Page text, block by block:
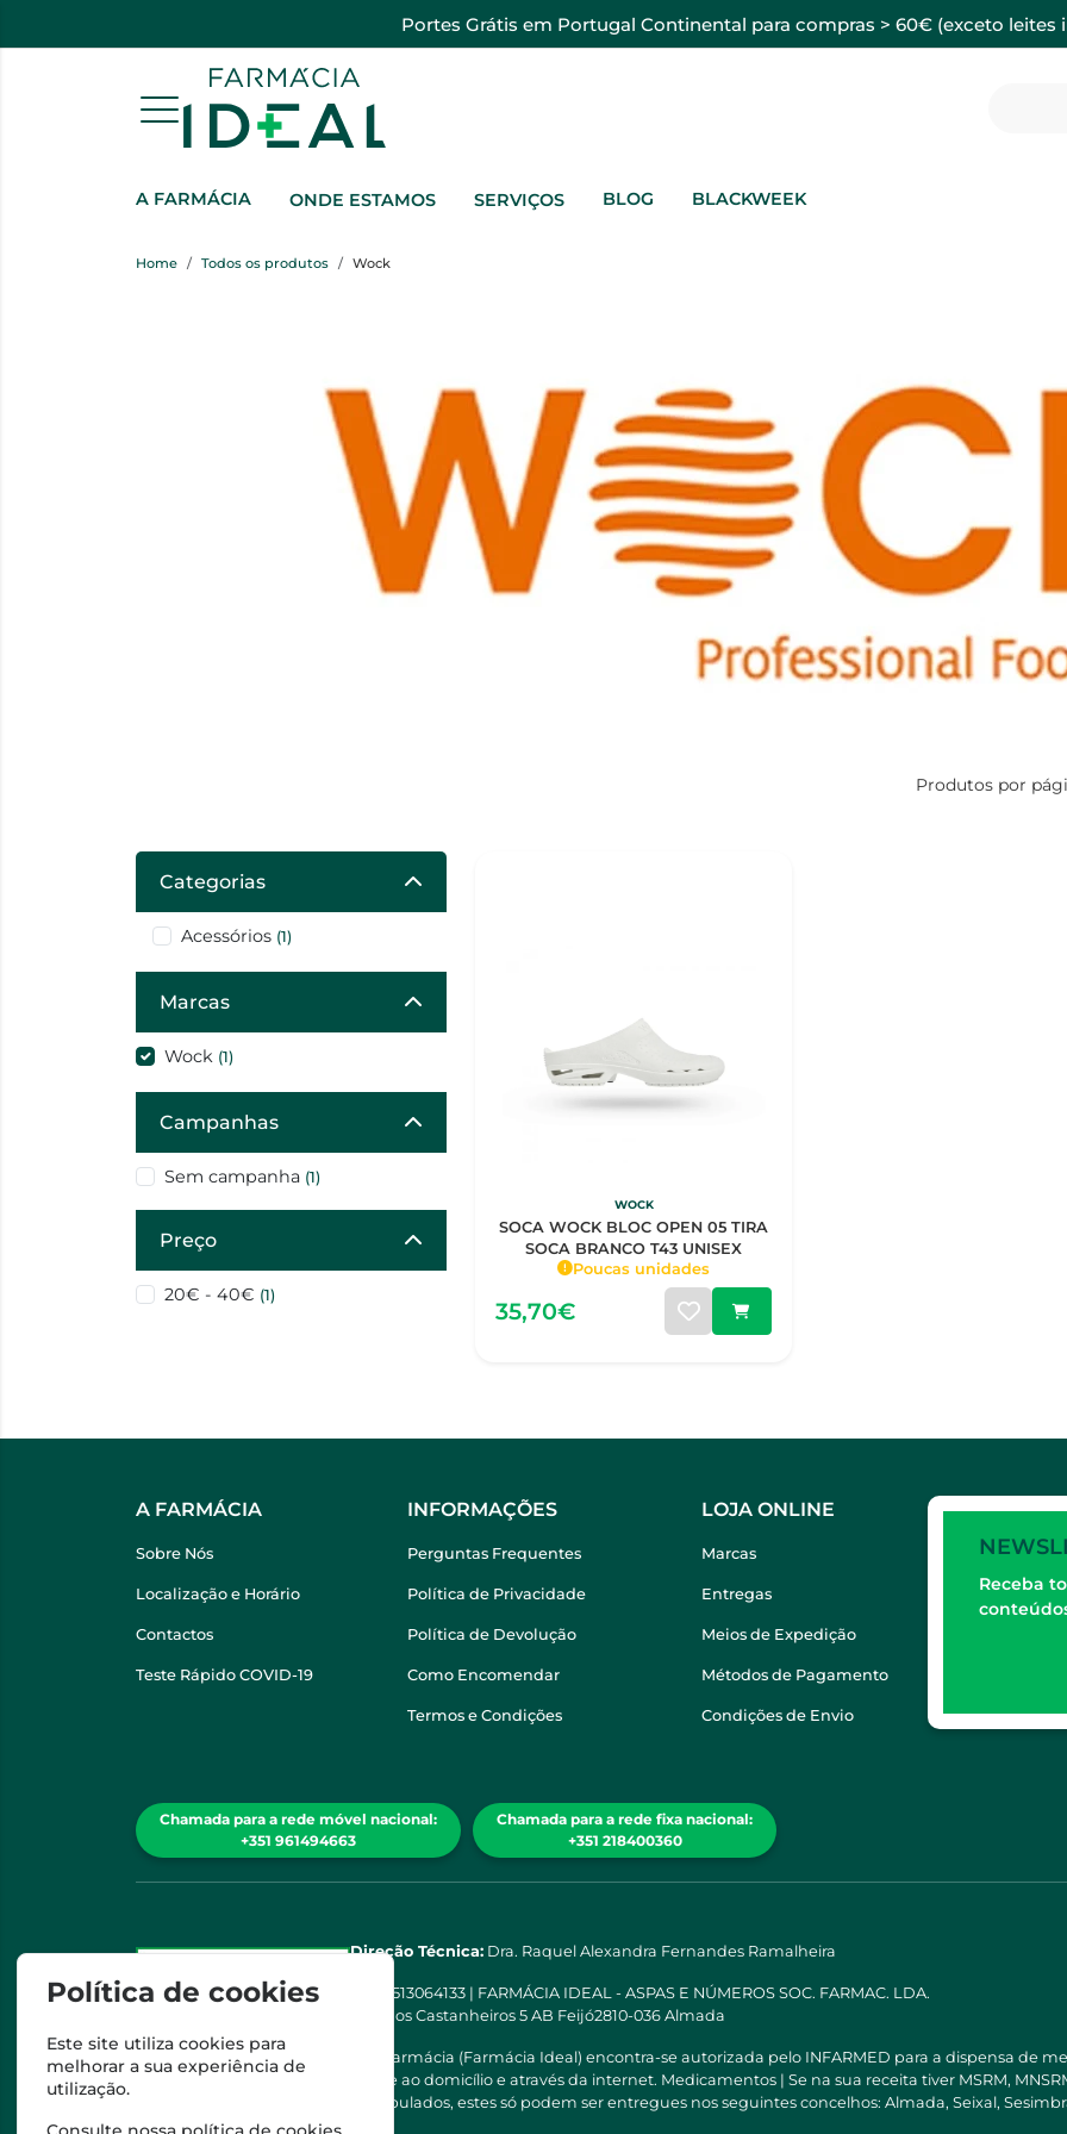
Portes Grátis em Portugal Continental para compras > 60€ (exceto leites
A FARMÁCIA ONDE ESTAMOS SERVIÇOS BLOG BLACKWEEK
Home Todos os produtos Wock
Produtos por
Categorias
Acessórios (1)
Marcas
Wock (1)
Campanhas
Sem campanha (1)
Preço
20€ - 40€ (1)
WOCK
SOCA WOCK BLOC OPEN 05 TIRA
SOCA BRANCO T43 UNISEX
Poucas unidades
35,70€
A FARMÁCIA
Sobre Nós
Localização e Horário
Contactos
Teste Rápido COVID-19
INFORMAÇÕES
Perguntas Frequentes
Política de Privacidade
Política de Devolução
Como Encomendar
Termos e Condições
LOJA ONLINE
Marcas
Entregas
Meios de Expedição
Métodos de Pagamento
Condições de Envio
Receba
Chamada para a rede móvel nacional:
+351 961494663
Chamada para a rede fixa nacional:
+351 218400360
Direção Técnica: Dra. Raquel Alexandra Fernandes Ramalheira
513064133 | FARMÁCIA IDEAL - ASPAS E NÚMEROS SOC. FARMAC. LDA.
Rua dos Castanheiros 5 AB Feijó2810-036 Almada
Esta farmácia (Farmácia Ideal) encontra-se autorizada pelo INFARMED para a dispensa de
saúde ao domicílio e através da internet. Medicamentos | Se na sua receita tiver MSRM,
Manipulados, estes só podem ser entregues nos seguintes concelhos: Almada, Seixal,
Política de cookies
Este site utiliza cookies para
melhorar a sua experiência de
utilização.